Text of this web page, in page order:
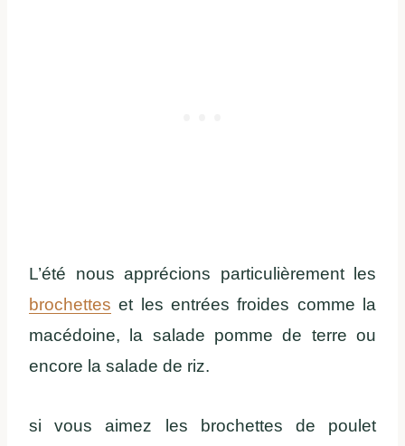
L’été nous apprécions particulièrement les
brochettes et les entrées froides comme la
macédoine, la salade pomme de terre ou
encore la salade de riz.
si vous aimez les brochettes de poulet